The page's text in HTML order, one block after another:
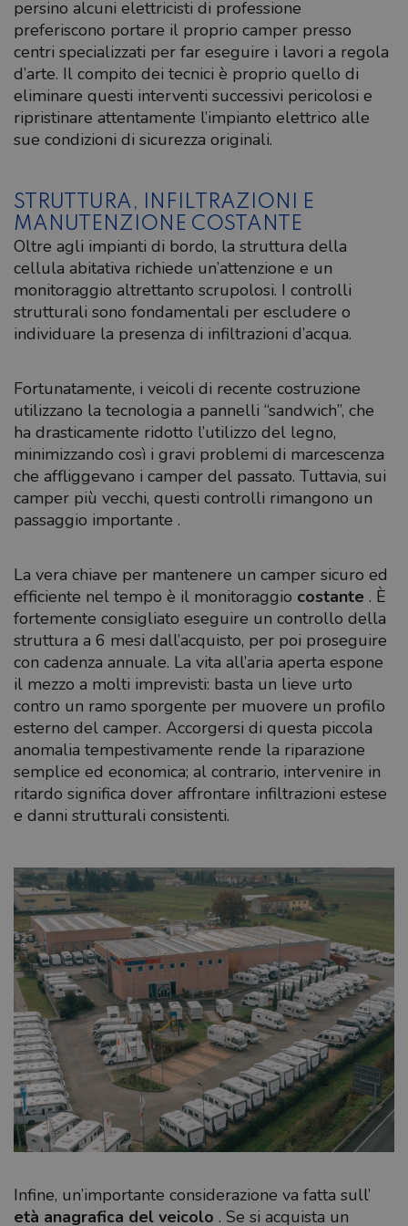
persino alcuni elettricisti di professione
preferiscono portare il proprio camper presso
centri specializzati per far eseguire i lavori a regola
d’arte. Il compito dei tecnici è proprio quello di
eliminare questi interventi successivi pericolosi e
ripristinare attentamente l’impianto elettrico alle
sue condizioni di sicurezza originali.
STRUTTURA, INFILTRAZIONI E
MANUTENZIONE COSTANTE
Oltre agli impianti di bordo, la struttura della
cellula abitativa richiede un’attenzione e un
monitoraggio altrettanto scrupolosi. I controlli
strutturali sono fondamentali per escludere o
individuare la presenza di infiltrazioni d’acqua.
Fortunatamente, i veicoli di recente costruzione
utilizzano la tecnologia a pannelli “sandwich”, che
ha drasticamente ridotto l’utilizzo del legno,
minimizzando così i gravi problemi di marcescenza
che affliggevano i camper del passato. Tuttavia, sui
camper più vecchi, questi controlli rimangono un
passaggio importante .
La vera chiave per mantenere un camper sicuro ed
efficiente nel tempo è il monitoraggio costante . È
fortemente consigliato eseguire un controllo della
struttura a 6 mesi dall’acquisto, per poi proseguire
con cadenza annuale. La vita all’aria aperta espone
il mezzo a molti imprevisti: basta un lieve urto
contro un ramo sporgente per muovere un profilo
esterno del camper. Accorgersi di questa piccola
anomalia tempestivamente rende la riparazione
semplice ed economica; al contrario, intervenire in
ritardo significa dover affrontare infiltrazioni estese
e danni strutturali consistenti.
Infine, un’importante considerazione va fatta sull’
età anagrafica del veicolo . Se si acquista un